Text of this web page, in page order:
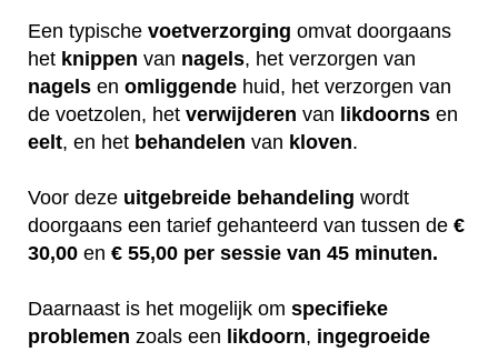
Een typische voetverzorging omvat doorgaans
het knippen van nagels, het verzorgen van
nagels en omliggende huid, het verzorgen van
de voetzolen, het verwijderen van likdoorns en
eelt, en het behandelen van kloven.
Voor deze uitgebreide behandeling wordt
doorgaans een tarief gehanteerd van tussen de €
30,00 en € 55,00 per sessie van 45 minuten.
Daarnaast is het mogelijk om specifieke
problemen zoals een likdoorn, ingegroeide